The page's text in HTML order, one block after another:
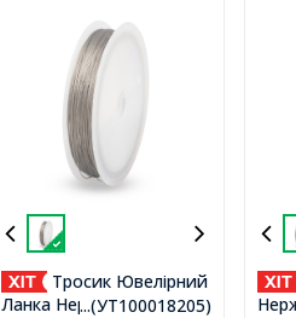
...(УТ100018205)
Тросик Ювелірний
Ланка Нержавіюча